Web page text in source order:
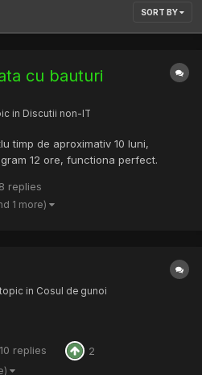
SORT BY
cu bauturi
in Discutii non-IT
timp de aproximativ 10 luni,
12 ore, functiona perfect.
de energizant cu 3-4 cafele
am zis ca dau ortu' intr-o n...
replies
1 more)
in Cosul de gunoi
10 replies 2